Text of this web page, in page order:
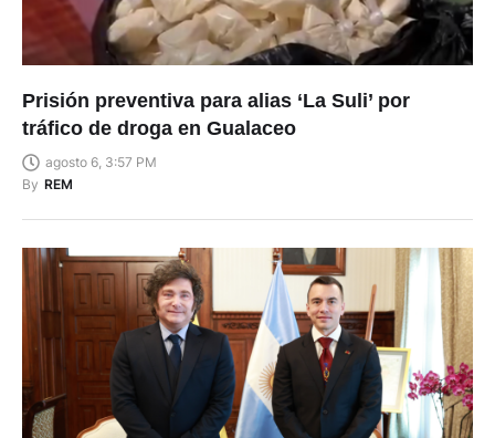
Prisión preventiva para alias ‘La Suli’ por
tráfico de droga en Gualaceo
agosto 6, 3:57 PM
By REM